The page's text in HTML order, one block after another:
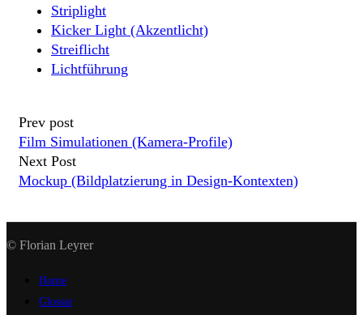
Striplight
Kicker Light (Akzentlicht)
Streiflicht
Lichtführung
Prev post
Film Simulationen (Kamera-Profile)
Next Post
Mockup (Bildplatzierung in Design-Kontexten)
© Florian Leyrer
Home
Glossar